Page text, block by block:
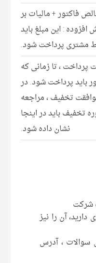
فاکتور + مالیات بر
افزوده : این مبلغ باید
مشتری پرداخت شود.
پرداخت ، تا زمانی که
باید پرداخت شود. در
تخفیف ، مراجعه
تخفیف باید در اینجا
نشان داده شود.
شرکت
آن را نیز
سوالات ، آدرس